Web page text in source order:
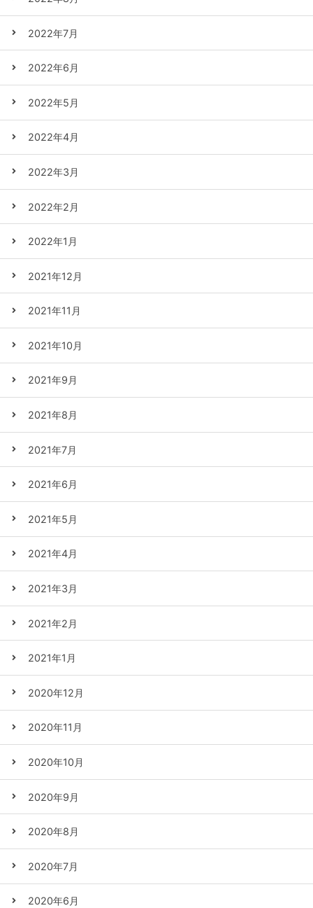
2022年7月
2022年6月
2022年5月
2022年4月
2022年3月
2022年2月
2022年1月
2021年12月
2021年11月
2021年10月
2021年9月
2021年8月
2021年7月
2021年6月
2021年5月
2021年4月
2021年3月
2021年2月
2021年1月
2020年12月
2020年11月
2020年10月
2020年9月
2020年8月
2020年7月
2020年6月